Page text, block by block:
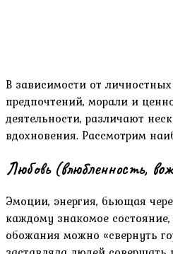
В зависимости от личностных
предпочтений, морали и
деятельности, различают
вдохновения. Рассмотрим
Любовь (влюбленность,
Эмоции, энергия, бьющая
каждому знакомое
обожания можно «свернуть